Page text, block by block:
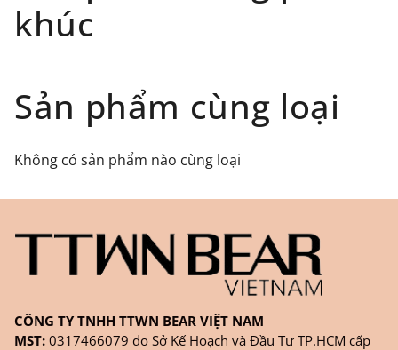
Phạm vi áp dụng: Giao hàng tận nơi với các đối
tác uy tín như giaohangtietkiem.vn ( giao hàng
Đối tượng áp dụng: Khách hàng đặt
hàng ONLINE trên trangWEBSITE/
FANPAGE/ZALO/
Thời gian nhận hàng: Đối với đơn hàng Online tại
TPHCM, sản phẩm sẽ được giao sớm nhất là 1
ngày sau khi đặt.
khúc
Sản phẩm cùng loại
Không có sản phẩm nào cùng loại
CÔNG TY TNHH TTWN BEAR VIỆT NAM
MST: 0317466079 do Sở Kế Hoạch và Đầu Tư TP.HCM cấp